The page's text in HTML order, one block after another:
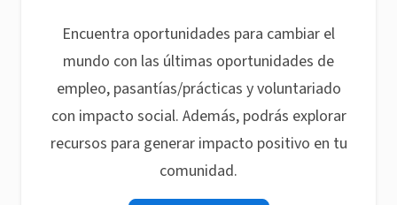
Encuentra oportunidades para cambiar el
mundo con las últimas oportunidades de
empleo, pasantías/prácticas y voluntariado
con impacto social. Además, podrás explorar
recursos para generar impacto positivo en tu
comunidad.